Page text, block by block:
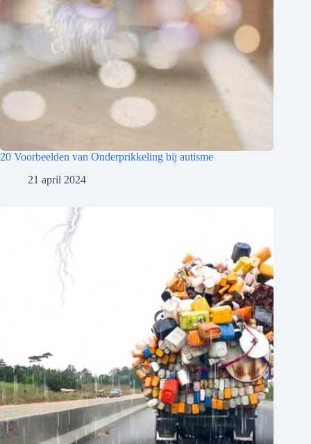
20 Voorbeelden van Onderprikkeling bij autisme
21 april 2024